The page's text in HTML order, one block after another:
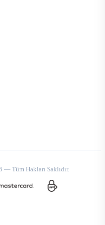
Tüm Hakları Saklıdır.